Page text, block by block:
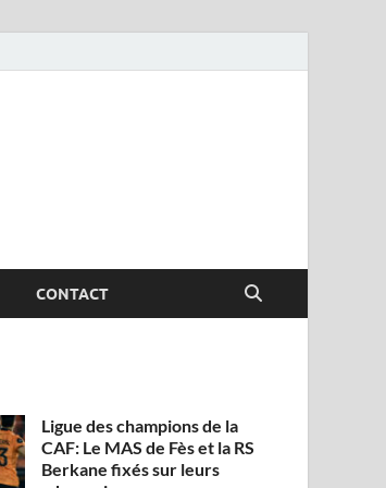
CONTACT
Ligue des champions de la
CAF: Le MAS de Fès et la RS
Berkane fixés sur leurs